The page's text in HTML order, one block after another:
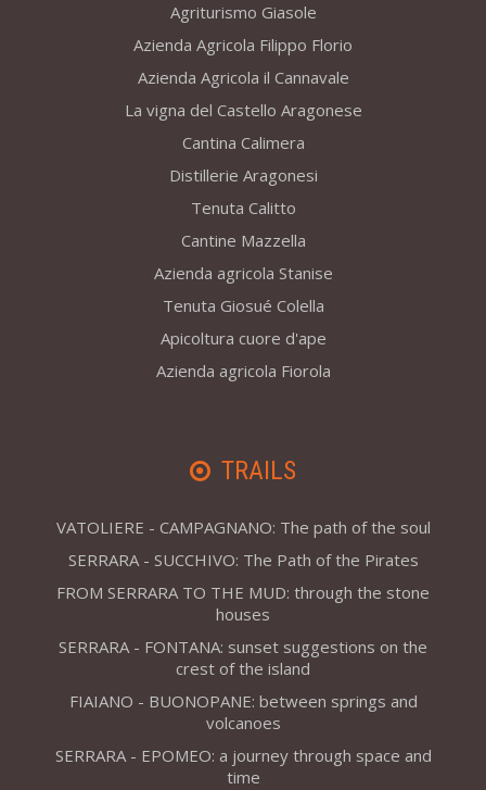
Agriturismo Giasole
Azienda Agricola Filippo Florio
Azienda Agricola il Cannavale
La vigna del Castello Aragonese
Cantina Calimera
Distillerie Aragonesi
Tenuta Calitto
Cantine Mazzella
Azienda agricola Stanise
Tenuta Giosué Colella
Apicoltura cuore d'ape
Azienda agricola Fiorola
TRAILS
VATOLIERE - CAMPAGNANO: The path of the soul
SERRARA - SUCCHIVO: The Path of the Pirates
FROM SERRARA TO THE MUD: through the stone
houses
SERRARA - FONTANA: sunset suggestions on the
crest of the island
FIAIANO - BUONOPANE: between springs and
volcanoes
SERRARA - EPOMEO: a journey through space and
time